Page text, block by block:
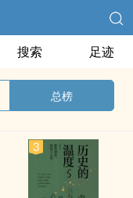
搜索 足迹
总榜